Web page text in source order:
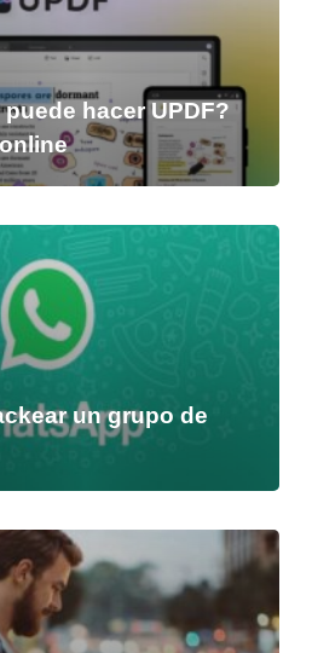
hacer UPDF?
un grupo de